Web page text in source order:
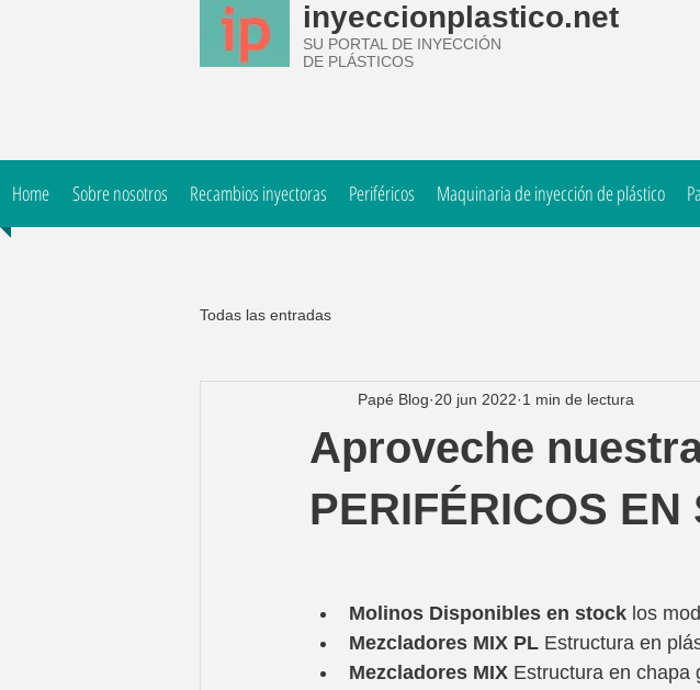
inyeccionplastico.net
SU PORTAL DE INYECCIÓN
DE PLÁSTICOS
Home Sobre nosotros Recambios inyectoras Periféricos Maquinaria de inyección de plástico
Todas las entradas
Aproveche
PERIFÉRICOS EN
Papé Blog 20 jun 2022 1 min de lectura
Molinos Disponibles en stock los
Mezcladores MIX PL Estructura en
Mezcladores MIX Estructura en chapa